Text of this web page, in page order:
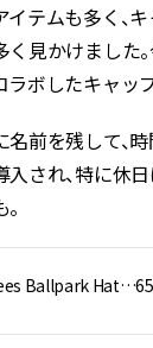
テムも多く、
く見かけました
ボしたキャッ
名前を残して、
され、特に休
Ballpark